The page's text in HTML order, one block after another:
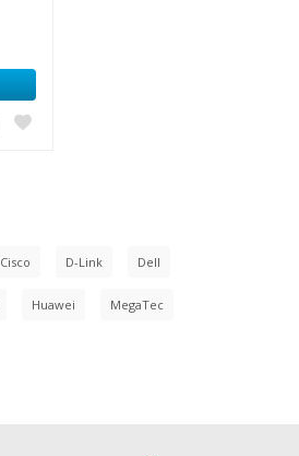
Cisco D-Link Dell
Huawei MegaTec